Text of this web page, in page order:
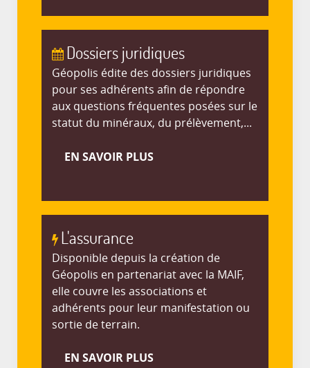
Dossiers juridiques
Géopolis édite des dossiers juridiques
pour ses adhérents afin de répondre
aux questions fréquentes posées sur le
statut du minéraux, du prélèvement,...
EN SAVOIR PLUS
L'assurance
Disponible depuis la création de
Géopolis en partenariat avec la MAIF,
elle couvre les associations et
adhérents pour leur manifestation ou
sortie de terrain.
EN SAVOIR PLUS